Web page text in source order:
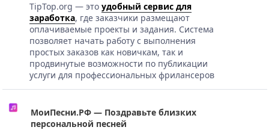
TipTop.org — это удобный сервис для
заработка, где заказчики размещают
оплачиваемые проекты и задания. Система
позволяет начать работу с выполнения
простых заказов как новичкам, так и
продвинутые возможности по публикации
услуги для профессиональных фрилансеров
МоиПесни.РФ — Поздравьте близких
персональной песней